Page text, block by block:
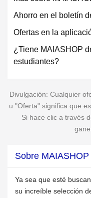
Ahorro en el boletín
Ofertas en la
¿Tiene MAIASHOP
estudiantes?
Divulgación: Cualquier
u "Oferta" significa que
Si hace clic a través
Sobre MAIASHOP
Ya sea que esté
su increíble selección